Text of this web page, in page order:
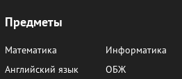
Предметы
Математика
Английский язык
Информатика
ОБЖ